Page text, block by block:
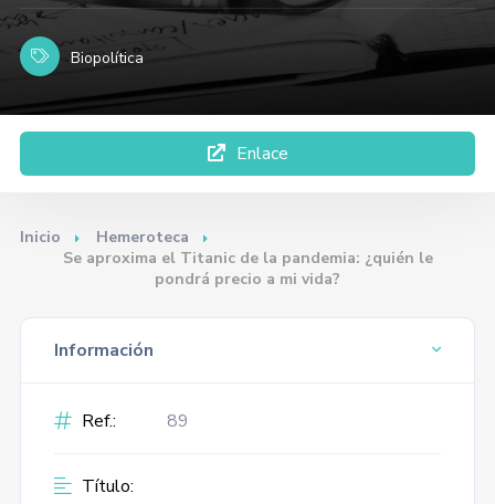
Biopolítica
Enlace
Inicio
Hemeroteca
Se aproxima el Titanic de la pandemia: ¿quién le
pondrá precio a mi vida?
Información
Ref.: 89
Título: